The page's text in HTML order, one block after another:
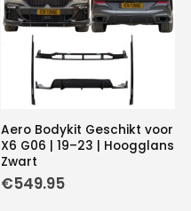
Aero Bodykit Geschikt voor
X6 G06 | 19–23 | Hoogglans
Zwart
€549.95